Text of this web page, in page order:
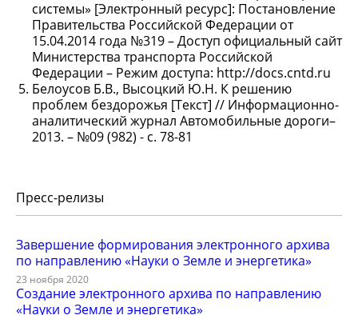
системы» [Электронный ресурс]: Постановление
Правительства Российской Федерации от
15.04.2014 года №319 – Доступ официальный сайт
Министерства транспорта Российской
Федерации – Режим доступа: http://docs.cntd.ru
Белоусов Б.В., Высоцкий Ю.Н. К решению
проблем бездорожья [Текст] // Информационно-
аналитический журнал Автомобильные дороги–
2013. – №09 (982) - с. 78-81
Пресс-релизы
Завершение формирования электронного архива
по направлению «Науки о Земле и энергетика»
23 ноября 2020
Создание электронного архива по направлению
«Науки о Земле и энергетика»